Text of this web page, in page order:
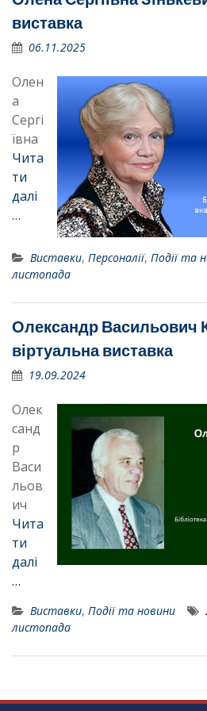
виставка
06.11.2025
Олен
а
Сергі
ївна
Чита
ти
далі
…
Виставки, Персоналії, Події та
листопада
Олександр Васильович
віртуальна виставка
19.09.2024
Олек
санд
р
Васи
льов
ич
Чита
ти
далі
…
Виставки, Події та новини
листопада